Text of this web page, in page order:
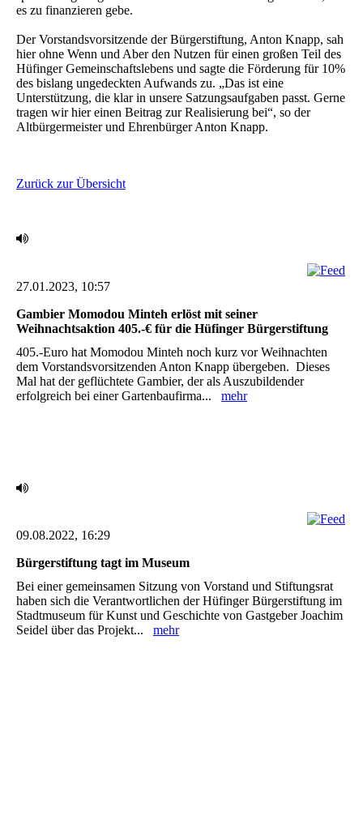
es zu finanzieren gebe.
Der Vorstandsvorsitzende der Bürgerstiftung, Anton Knapp, sah
hier ohne Wenn und Aber den Nutzen für einen großen Teil des
Hüfinger Gemeinschaftslebens und sagte die Förderung für 10%
des bislang ungedeckten Aufwands zu. „Das ist eine
Unterstützung, die klar in unsere Satzungsaufgaben passt. Gerne
tragen wir hier einen Beitrag zur Realisierung bei“, so der
Altbürgermeister und Ehrenbürger Anton Knapp.
Zurück zur Übersicht
27.01.2023, 10:57
Gambier Momodou Minteh erlöst mit seiner
Weihnachtsaktion 405.-€ für die Hüfinger ‎Bürgerstiftung
‎405.-Euro hat Momodou Minteh noch kurz vor Weihnachten
dem Vorstandsvorsitzenden Anton ‎Knapp übergeben. ‎ Dieses
Mal hat der geflüchtete Gambier, der als Auszubildender
erfolgreich bei einer ‎Gartenbaufirma... mehr
09.08.2022, 16:29
Bürgerstiftung tagt im Museum
Bei einer gemeinsamen Sitzung von Vorstand und Stiftungsrat
haben sich die Verantwortlichen der Hüfinger Bürgerstiftung im
Stadtmuseum für Kunst und Geschichte von Gastgeber Joachim
Seidel über das Projekt... mehr